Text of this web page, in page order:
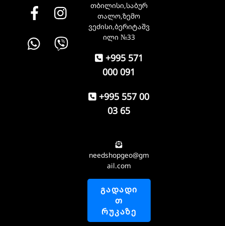
Facebook instagram
Whatsapp
თბილისი,საბურ
თალო,ზემო
ვეძისი,ბერიტაშვ
ილი №33
+995 571
000 091
+995 557 00
03 65
needshopgeo@gm
ail.com
ᲒᲐᲓᲐᲓᲘ
Თ
ᲠᲣᲙᲐᲖᲔ